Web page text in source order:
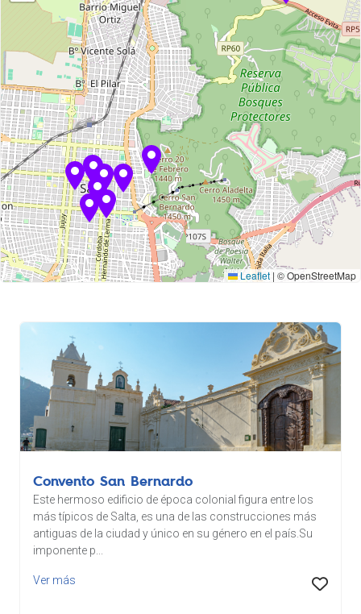
Convento San Bernardo
Este hermoso edificio de época colonial figura entre los
más típicos de Salta, es una de las construcciones más
antiguas de la ciudad y único en su género en el país.Su
imponente p...
Ver más
Leaflet | © OpenStreetMap